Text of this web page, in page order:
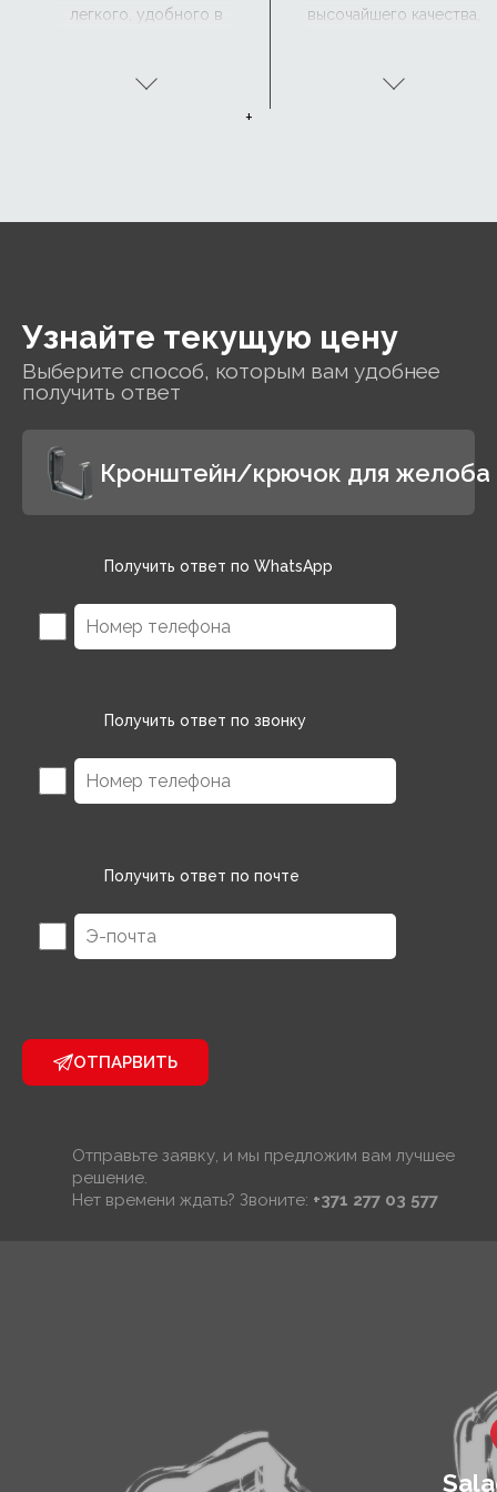
легкого, удобного в
устойчивого к
высочайшего качества,
защитными
+
Узнайте текущую цену
Выберите способ, которым вам удобнее
получить ответ
Кронштейн/крючок для желоба
Получить ответ по WhatsApp
Получить ответ по звонку
Получить ответ по почте
ОТПАРВИТЬ
Отправьте заявку, и мы предложим вам лучшее
решение.
Нет времени ждать? Звоните: +371 277 03 577